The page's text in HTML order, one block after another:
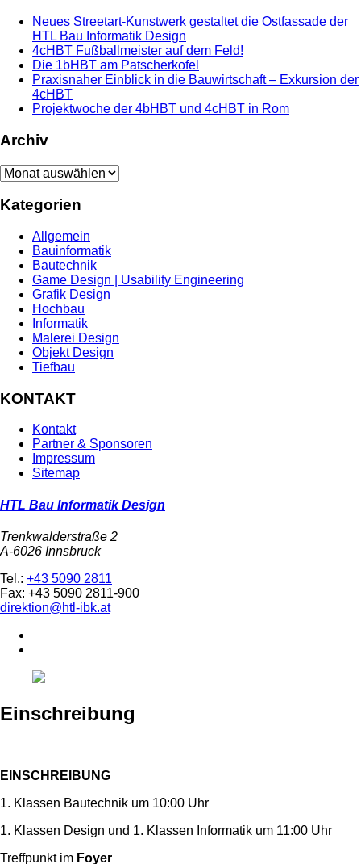
Neues Streetart-Kunstwerk gestaltet die Ostfassade der
HTL Bau Informatik Design
4cHBT Fußballmeister auf dem Feld!
Die 1bHBT am Patscherkofel
Praxisnaher Einblick in die Bauwirtschaft – Exkursion der
4cHBT
Projektwoche der 4bHBT und 4cHBT in Rom
Archiv
Archiv
Kategorien
Allgemein
Bauinformatik
Bautechnik
Game Design | Usability Engineering
Grafik Design
Hochbau
Informatik
Malerei Design
Objekt Design
Tiefbau
KONTAKT
Kontakt
Partner & Sponsoren
Impressum
Sitemap
HTL Bau Informatik Design
Trenkwalderstraße 2
A-6026 Innsbruck
Tel.: +43 5090 2811
Fax: +43 5090 2811-900
direktion@htl-ibk.at
Einschreibung
EINSCHREIBUNG
1. Klassen Bautechnik um 10:00 Uhr
1. Klassen Design und 1. Klassen Informatik um 11:00 Uhr
Treffpunkt im Foyer